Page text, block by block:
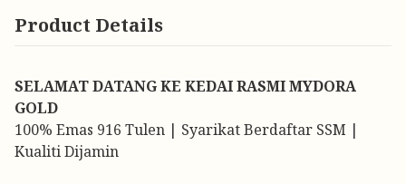
Product Details
SELAMAT DATANG KE KEDAI RASMI MYDORA
GOLD
100% Emas 916 Tulen | Syarikat Berdaftar SSM |
Kualiti Dijamin